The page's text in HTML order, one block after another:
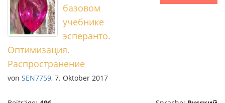
базовом
учебнике
эсперанто.
Оптимизация.
Распространение
von SEN7759, 7. Oktober 2017